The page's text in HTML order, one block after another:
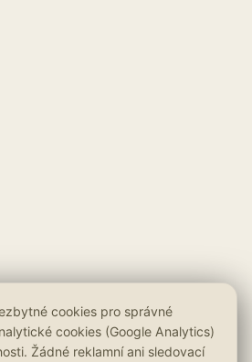
cookies pro správné
cookies (Google Analytics)
Žádné reklamní ani sledovací